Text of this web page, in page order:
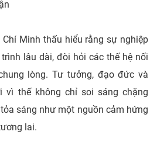
Chí Minh thấu hiểu rằng sự nghiệp
lâu dài, đòi hỏi các thế hệ nối
lòng. Tư tưởng, đạo đức và
vì thế không chỉ soi sáng chặng
sáng như một nguồn cảm hứng
lai.